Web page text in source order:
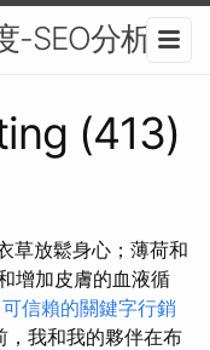
-SEO分析
(413)
草放鬆身心；薄荷和
增加皮膚的血液循
可信賴的關鍵字行銷
，我和我的夥伴在布